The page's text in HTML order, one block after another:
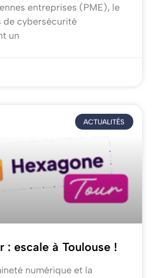
entreprises (PME), le
de cybersécurité
un
ACTUALITÉS
: escale à Toulouse !
numérique et la